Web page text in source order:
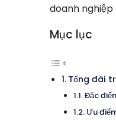
doanh
Mục lục
Tổng đài
Đặc
Ưu